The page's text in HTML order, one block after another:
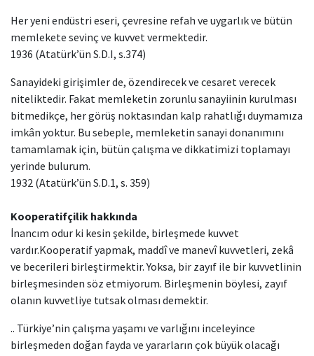
Her yeni endüstri eseri, çevresine refah ve uygarlık ve bütün
memlekete sevinç ve kuvvet vermektedir.
1936 (Atatürk’ün S.D.I, s.374)
Sanayideki girişimler de, özendirecek ve cesaret verecek
niteliktedir. Fakat memleketin zorunlu sanayiinin kurulması
bitmedikçe, her görüş noktasından kalp rahatlığı duymamıza
imkân yoktur. Bu sebeple, memleketin sanayi donanımını
tamamlamak için, bütün çalışma ve dikkatimizi toplamayı
yerinde bulurum.
1932 (Atatürk’ün S.D.1, s. 359)
Kooperatifçilik hakkında
İnancım odur ki kesin şekilde, birleşmede kuvvet
vardır.Kooperatif yapmak, maddî ve manevî kuvvetleri, zekâ
ve becerileri birleştirmektir. Yoksa, bir zayıf ile bir kuvvetlinin
birleşmesinden söz etmiyorum. Birleşmenin böylesi, zayıf
olanın kuvvetliye tutsak olması demektir.
.. Türkiye’nin çalışma yaşamı ve varlığını inceleyince
birleşmeden doğan fayda ve yararların çok büyük olacağı